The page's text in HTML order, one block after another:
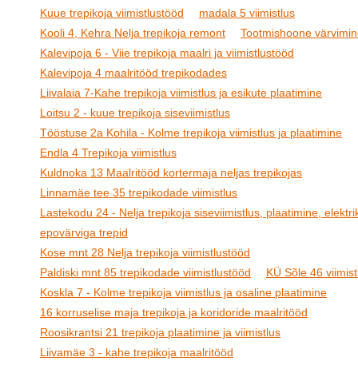
Kuue trepikoja viimistlustööd
madala 5 viimistlus
Kooli 4, Kehra Nelja trepikoja remont
Tootmishoone
Kalevipoja 6 - Viie trepikoja maalri ja viimistlustööd
Kalevipoja 4 maalritööd trepikodades
Liivalaia 7-Kahe trepikoja viimistlus ja esikute plaatimine
Loitsu 2 - kuue trepikoja siseviimistlus
Tööstuse 2a Kohila - Kolme trepikoja viimistlus ja plaatimine
Endla 4 Trepikoja viimistlus
Kuldnoka 13 Maalritööd kortermaja neljas trepikojas
Linnamäe tee 35 trepikodade viimistlus
Lastekodu 24 - Nelja trepikoja siseviimistlus, plaatimine,
epovärviga trepid
Kose mnt 28 Nelja trepikoja viimistlustööd
Paldiski mnt 85 trepikodade viimistlustööd
KÜ Sõle 46
Koskla 7 - Kolme trepikoja viimistlus ja osaline plaatimine
16 korruselise maja trepikoja ja koridoride maalritööd
Roosikrantsi 21 trepikoja plaatimine ja viimistlus
Liivamäe 3 - kahe trepikoja maalritööd